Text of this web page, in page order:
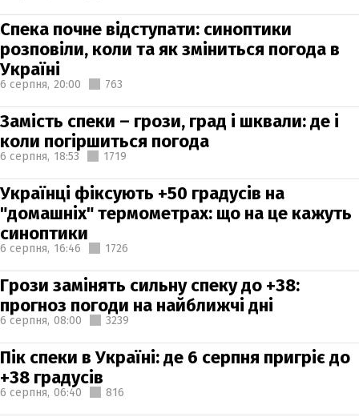
Спека почне відступати: синоптики
розповіли, коли та як зміниться погода в
Україні
6 серпня, 20:00 763
Замість спеки – грози, град і шквали: де і
коли погіршиться погода
6 серпня, 18:53 1719
Українці фіксують +50 градусів на
"домашніх" термометрах: що на це кажуть
синоптики
6 серпня, 16:46 1726
Грози замінять сильну спеку до +38:
прогноз погоди на найближчі дні
6 серпня, 08:00 3239
Пік спеки в Україні: де 6 серпня пригріє до
+38 градусів
6 серпня, 06:40 816